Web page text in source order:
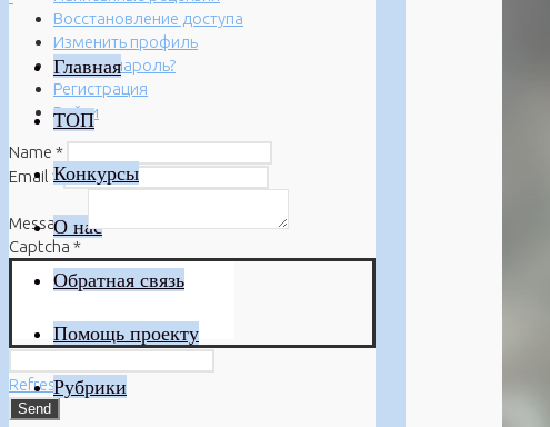
Главная
ТОП
Конкурсы
О нас
Обратная связь
Помощь проекту
Рубрики
Восстановление доступа
Изменить профиль
Забыли пароль?
Регистрация
Войти
Name *
Email *
Message*
Captcha *
Refresh